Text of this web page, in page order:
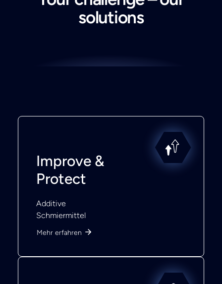
Your challenge – our
solutions
Improve &
Protect
Additive